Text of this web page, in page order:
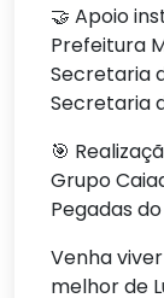
🤝 Apoio
Prefeitura
Secretaria
Secretaria
🎯
Grupo
Pegadas
Venha
melhor de